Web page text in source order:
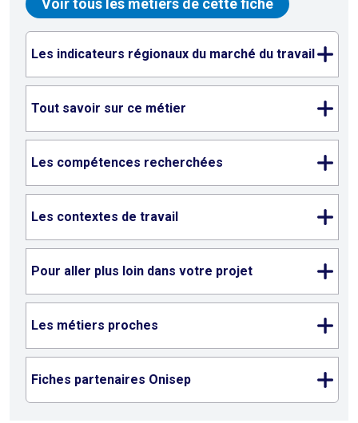
Les indicateurs régionaux du marché du travail
Tout savoir sur ce métier
Les compétences recherchées
Les contextes de travail
Pour aller plus loin dans votre projet
Les métiers proches
Fiches partenaires Onisep